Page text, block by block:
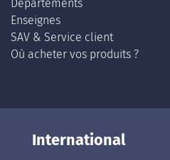
Départements
Enseignes
SAV & Service client
Où acheter vos produits ?
International